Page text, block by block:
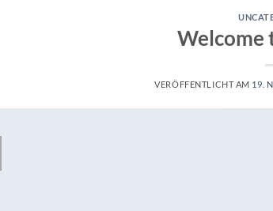
Welcome
VERÖFFENTLICHT AM 19.